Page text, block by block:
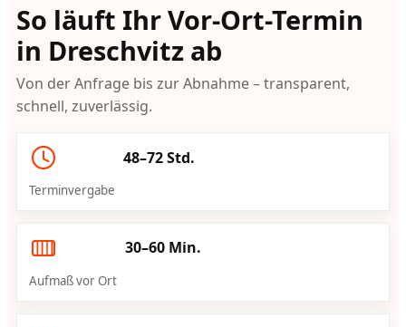
So läuft Ihr Vor-Ort-Termin
in Dreschvitz ab
Von der Anfrage bis zur Abnahme – transparent,
schnell, zuverlässig.
48–72 Std.
Terminvergabe
30–60 Min.
Aufmaß vor Ort